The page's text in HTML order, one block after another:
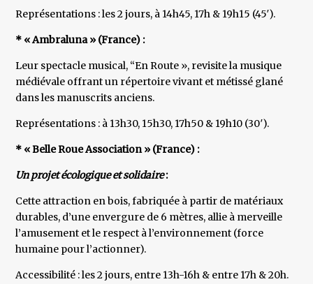
Représentations : les 2 jours, à 14h45, 17h & 19h15 (45′).
* « Ambraluna » (France) :
Leur spectacle musical, “En Route », revisite la musique
médiévale offrant un répertoire vivant et métissé glané
dans les manuscrits anciens.
Représentations : à 13h30, 15h30, 17h50 & 19h10 (30′).
* « Belle Roue Association » (France) :
Un projet écologique et solidaire:
Cette attraction en bois, fabriquée à partir de matériaux
durables, d’une envergure de 6 mètres, allie à merveille
l’amusement et le respect à l’environnement (force
humaine pour l’actionner).
Accessibilité : les 2 jours, entre 13h-16h & entre 17h & 20h.